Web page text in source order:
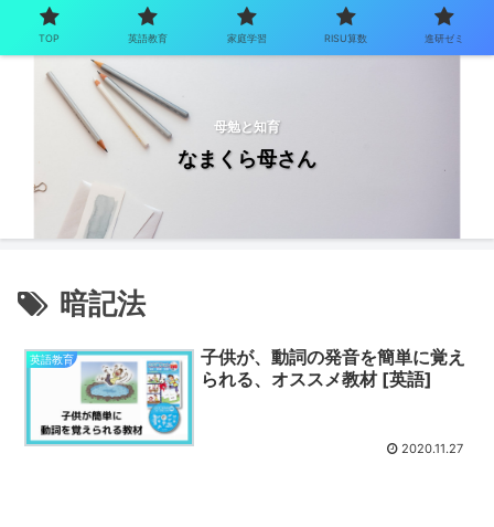
母勉と知育
なまくら母さん
暗記法
英語教育
子供が、動詞の発音を簡単に覚え
られる、オススメ教材 [英語]
2020.11.27
TOP 英語教育 家庭学習 RISU算数 進研ゼミ